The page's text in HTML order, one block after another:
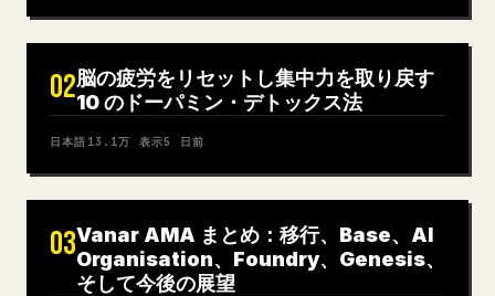
02脳の疲労をリセットし集中力を取り戻す
10 のドーパミン・デトックス法
日本語 13.1万 表示5 日前
03Vanar AMA まとめ：移行、Base、AI
Organisation、Foundry、Genesis、
そして今後の展望